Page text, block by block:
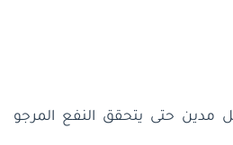
حتى يتحقق النفع المرجو